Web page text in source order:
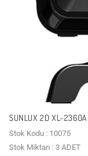
SUNLUX 2D XL-2360A
Stok Kodu : 10075
Stok Miktarı : 3 ADET